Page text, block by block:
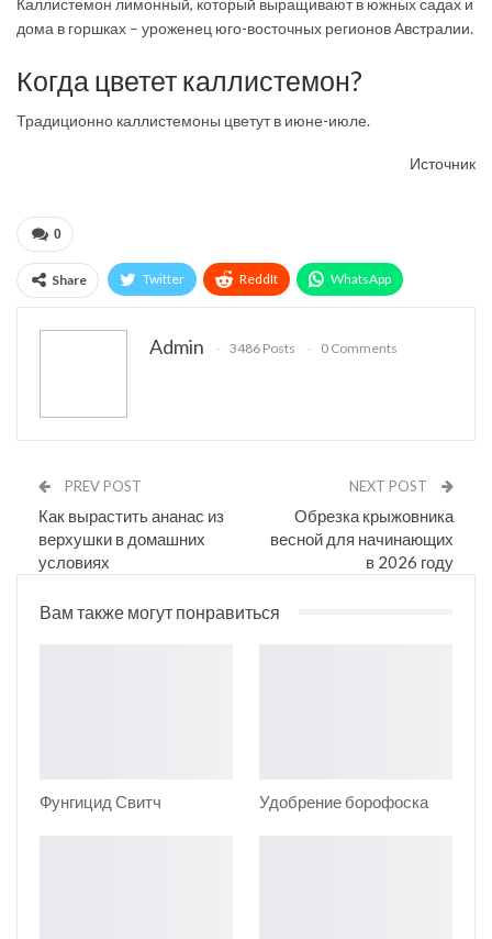
Каллистемон лимонный, который выращивают в южных садах и
дома в горшках – уроженец юго-восточных регионов Австралии.
Когда цветет каллистемон?
Традиционно каллистемоны цветут в июне-июле.
Источник
0
Share Twitter ReddIt WhatsApp
Admin 3486 Posts 0 Comments
PREV POST
Как вырастить ананас из
верхушки в домашних
условиях
NEXT POST
Обрезка крыжовника
весной для начинающих
в 2026 году
Вам также могут понравиться
Фунгицид Свитч Удобрение борофоска